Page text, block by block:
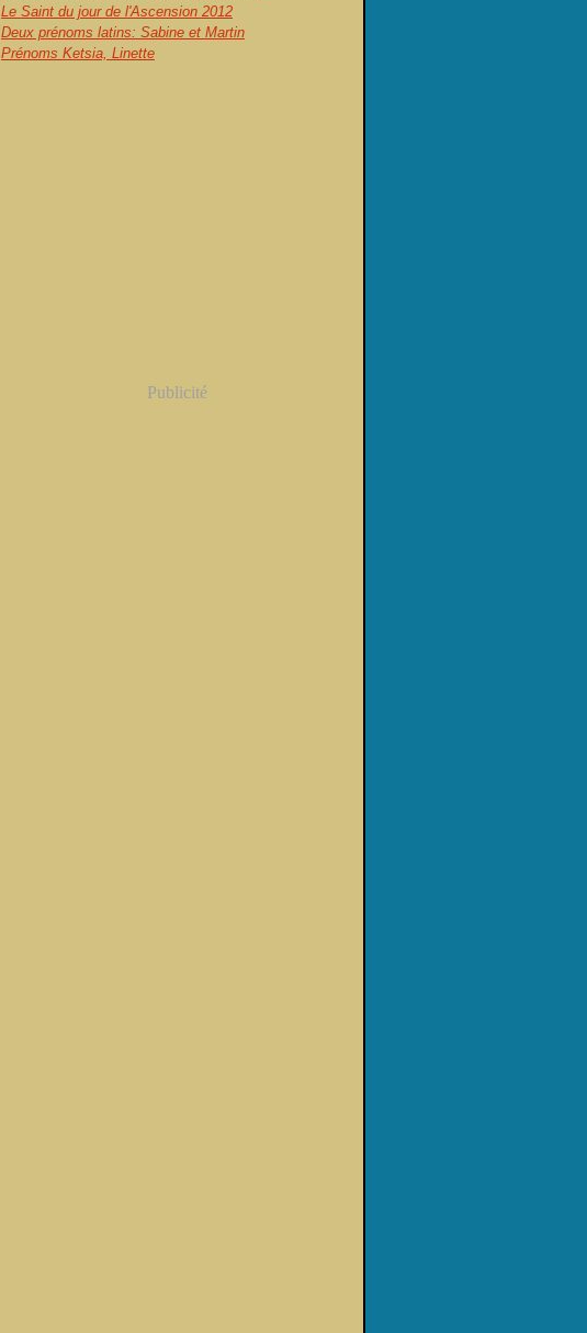
Le Saint du jour de l'Ascension 2012
Deux prénoms latins: Sabine et Martin
Prénoms Ketsia, Linette
Publicité